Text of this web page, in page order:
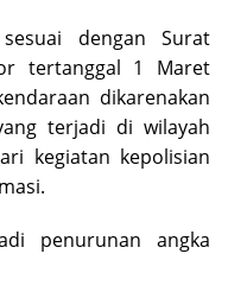
dengan Surat
tertanggal 1 Maret
dikarenakan
terjadi di wilayah
kegiatan kepolisian
penurunan angka